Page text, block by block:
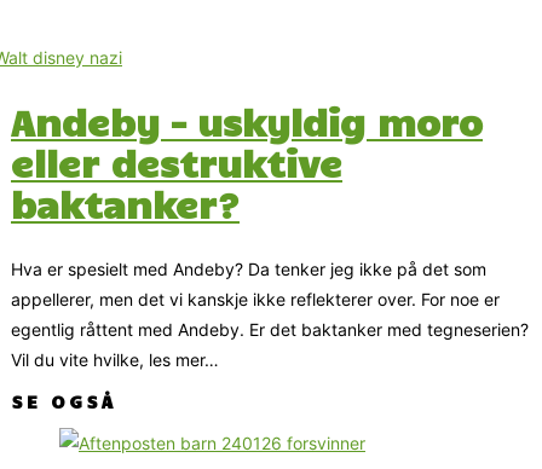
Andeby – uskyldig moro
eller destruktive
baktanker?
Hva er spesielt med Andeby? Da tenker jeg ikke på det som
appellerer, men det vi kanskje ikke reflekterer over. For noe er
egentlig råttent med Andeby. Er det baktanker med tegneserien?
Vil du vite hvilke, les mer…
SE OGSÅ